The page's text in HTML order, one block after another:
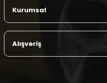
Kurumsal
Alışveriş